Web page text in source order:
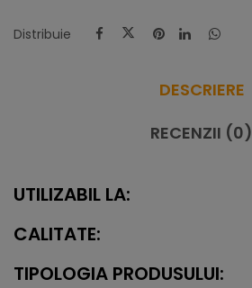
Distribuie
DESCRIERE
RECENZII (0)
UTILIZABIL LA:
CALITATE:
TIPOLOGIA PRODUSULUI: